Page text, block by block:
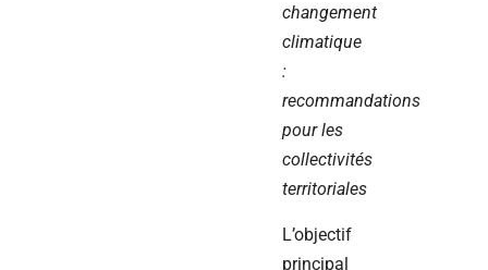
changement
climatique
:
recommandations
pour les
collectivités
territoriales
L’objectif
principal